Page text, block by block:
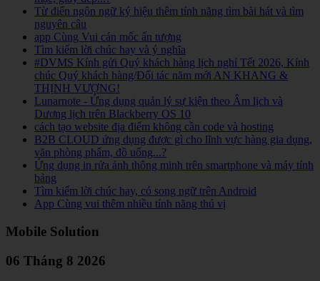
Từ điển ngôn ngữ ký hiệu thêm tính năng tìm bài hát và tìm
nguyên câu
app Cùng Vui cán mốc ấn tượng
Tìm kiếm lời chúc hay và ý nghĩa
#DVMS Kính gửi Quý khách hàng lịch nghỉ Tết 2026, Kính
chúc Quý khách hàng/Đối tác năm mới AN KHANG &
THỊNH VƯỢNG!
Lunarnote - Ứng dụng quản lý sự kiện theo Âm lịch và
Dương lịch trên Blackberry OS 10
cách tạo website địa điểm không cần code và hosting
B2B CLOUD ứng dụng được gì cho lĩnh vực hàng gia dụng,
văn phòng phẩm, đồ uống...?
Ứng dụng in rửa ảnh thông minh trên smartphone và máy tính
bảng
Tìm kiếm lời chúc hay, có song ngữ trên Android
App Cùng vui thêm nhiều tính năng thú vị
Mobile Solution
06 Tháng 8 2026